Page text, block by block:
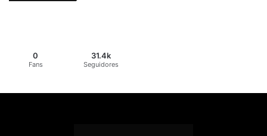
0
Fans
31.4k
Seguidores